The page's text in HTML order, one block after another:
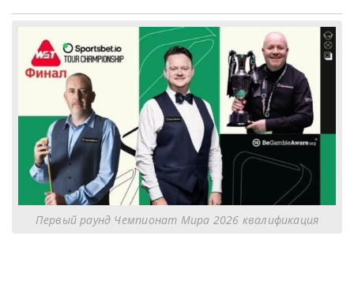
Первый раунд Чемпионат Мира 2026 квалификация